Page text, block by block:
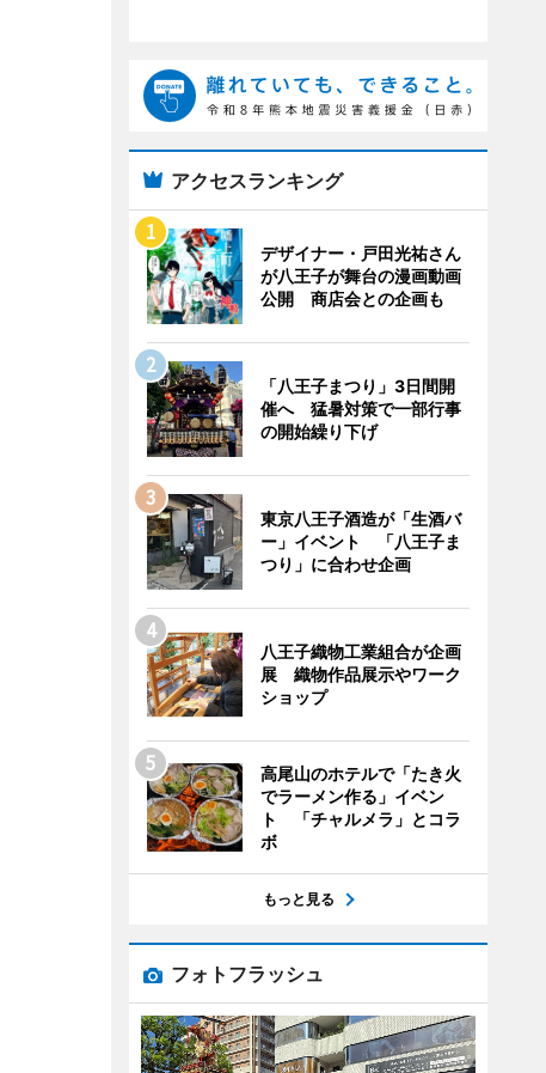
アクセスランキング
デザイナー・戸田光祐さん
が八王子が舞台の漫画動画
公開 商店会との企画も
「八王子まつり」3日間開
催へ 猛暑対策で一部行事
の開始繰り下げ
東京八王子酒造が「生酒バ
ー」イベント 「八王子ま
つり」に合わせ企画
八王子織物工業組合が企画
展 織物作品展示やワーク
ショップ
高尾山のホテルで「たき火
でラーメン作る」イベン
ト 「チャルメラ」とコラ
ボ
もっと見る
フォトフラッシュ